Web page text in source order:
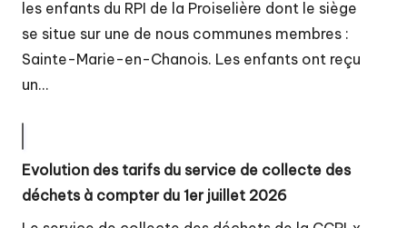
les enfants du RPI de la Proiselière dont le siège
se situe sur une de nous communes membres :
Sainte-Marie-en-Chanois. Les enfants ont reçu
un…
Evolution des tarifs du service de collecte des
déchets à compter du 1er juillet 2026